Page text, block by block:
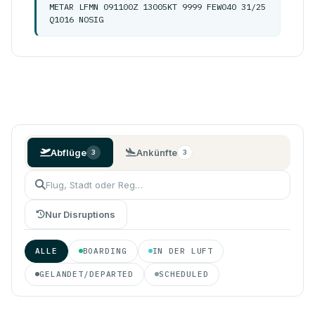
METAR LFMN 091100Z 13005KT 9999 FEW040 31/25
Q1016 NOSIG
Abflüge 3 Ankünfte 3
Nur Disruptions
ALLE BOARDING IN DER LUFT
GELANDET/DEPARTED SCHEDULED